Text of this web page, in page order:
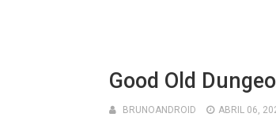
Good Old
BRUNOANDROID ABRIL 06,